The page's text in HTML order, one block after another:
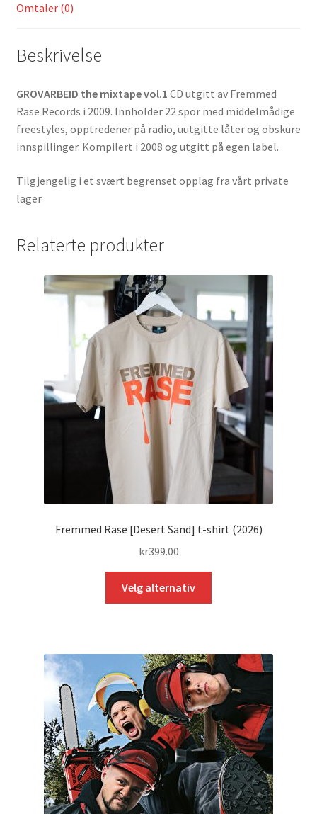
Omtaler (0)
Beskrivelse
GROVARBEID the mixtape vol.1 CD utgitt av Fremmed
Rase Records i 2009. Innholder 22 spor med middelmådige
freestyles, opptredener på radio, uutgitte låter og obskure
innspillinger. Kompilert i 2008 og utgitt på egen label.
Tilgjengelig i et svært begrenset opplag fra vårt private
lager
Relaterte produkter
Fremmed Rase [Desert Sand] t-shirt (2026)
kr399.00
Velg alternativ
Alternativene
kan
velges
på
produktsiden